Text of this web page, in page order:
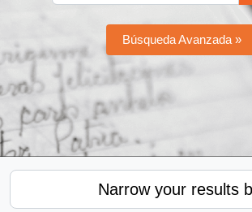
Búsqueda Avanzada »
Narrow your results